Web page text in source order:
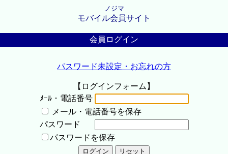
ノジマ
モバイル会員サイト
会員ログイン
パスワード未設定・お忘れの方
【ログインフォーム】
ﾒｰﾙ・電話番号
メール・電話番号を保存
パスワード
パスワードを保存